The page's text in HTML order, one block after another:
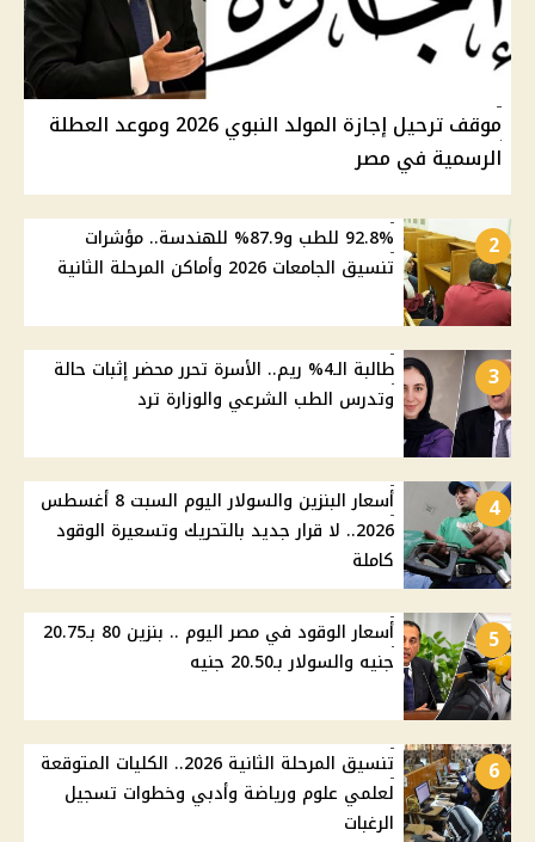
موقف ترحيل إجازة المولد النبوي 2026 وموعد العطلة
الرسمية في مصر
2
92.8% للطب و87.9% للهندسة.. مؤشرات
تنسيق الجامعات 2026 وأماكن المرحلة الثانية
3
طالبة الـ4% ريم.. الأسرة تحرر محضر إثبات حالة
وتدرس الطب الشرعي والوزارة ترد
4
أسعار البنزين والسولار اليوم السبت 8 أغسطس
2026.. لا قرار جديد بالتحريك وتسعيرة الوقود
كاملة
5
أسعار الوقود في مصر اليوم .. بنزين 80 بـ20.75
جنيه والسولار بـ20.50 جنيه
6
تنسيق المرحلة الثانية 2026.. الكليات المتوقعة
لعلمي علوم ورياضة وأدبي وخطوات تسجيل
الرغبات